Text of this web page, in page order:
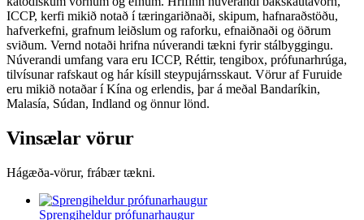
ICCP, kerfi mikið notað í tæringariðnaði, skipum, hafnaraðstöðu,
hafverkefni, grafnum leiðslum og raforku, efnaiðnaði og öðrum
sviðum. Vernd notaði hrifna núverandi tækni fyrir stálbyggingu.
Núverandi umfang vara eru ICCP, Réttir, tengibox, prófunarhrúga,
tilvísunar rafskaut og hár kísill steypujárnsskaut. Vörur af Furuide
eru mikið notaðar í Kína og erlendis, þar á meðal Bandaríkin,
Malasía, Súdan, Indland og önnur lönd.
Vinsælar vörur
Hágæða-vörur, frábær tækni.
Sprengiheldur prófunarhaugur